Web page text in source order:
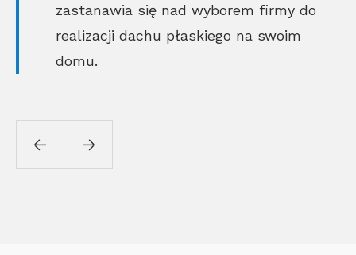
zastanawia się nad wyborem firmy do
realizacji dachu płaskiego na swoim
domu.